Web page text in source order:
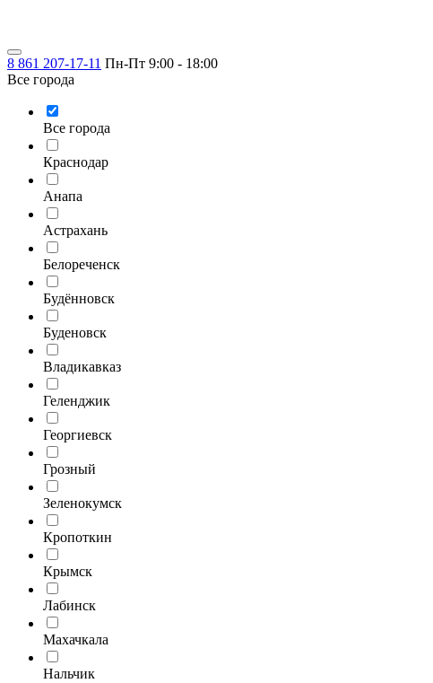
8 861 207-17-11 Пн-Пт 9:00 - 18:00
Все города
Все города
Краснодар
Анапа
Астрахань
Белореченск
Будённовск
Буденовск
Владикавказ
Геленджик
Георгиевск
Грозный
Зеленокумск
Кропоткин
Крымск
Лабинск
Махачкала
Нальчик